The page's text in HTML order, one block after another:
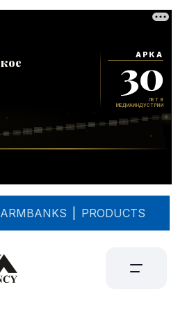
ARMBANKS PRODUCTS